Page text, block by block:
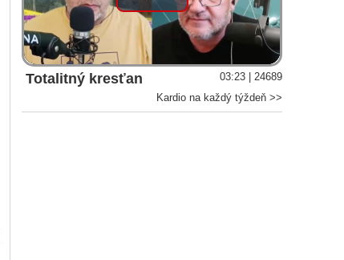
Play
Video
Totalitný kresťan
03:23 | 24689
Kardio na každý týždeň >>